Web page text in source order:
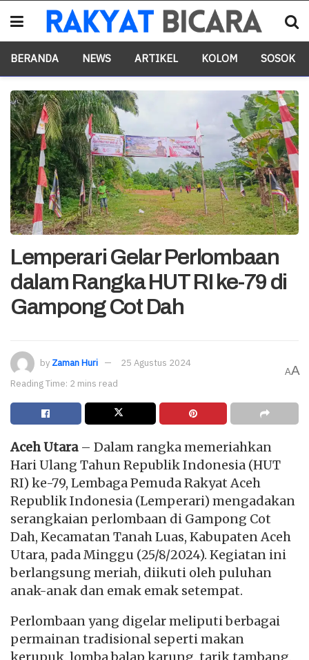
BERANDA NEWS ARTIKEL KOLOM SOSOK
Lemperari Gelar Perlombaan
dalam Rangka HUT RI ke-79 di
Gampong Cot Dah
by Zaman Huri
25 Agustus 2024
Reading Time: 2 mins read
AA
Aceh Utara– Dalam rangka memeriahkan
Hari Ulang Tahun Republik Indonesia (HUT
RI) ke-79, Lembaga Pemuda Rakyat Aceh
Republik Indonesia (Lemperari) mengadakan
serangkaian perlombaan di Gampong Cot
Dah, Kecamatan Tanah Luas, Kabupaten Aceh
Utara, pada Minggu (25/8/2024). Kegiatan ini
berlangsung meriah, diikuti oleh puluhan
anak-anak dan emak emak setempat.
Perlombaan yang digelar meliputi berbagai
permainan tradisional seperti makan